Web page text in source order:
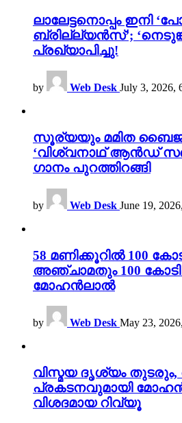
ലാലേട്ടനൊപ്പം ഇനി
ബ്രില്ല്യൻസ്’;
പ്രഖ്യാപിച്ചു!
by Web Desk July 3, 2026,
സൂര്യയും മമിത
‘വിശ്വനാഥ് ആൻഡ്
ഗാനം പുറത്തിറങ്ങി
by Web Desk June 19,
58 മണിക്കൂറിൽ 100
അഞ്ചാമതും 100
മോഹൻലാൽ
by Web Desk May 23,
വിസ്മയ ദൃശ്യം
പ്രകടനവുമായി
വിശദമായ റിവ്യൂ